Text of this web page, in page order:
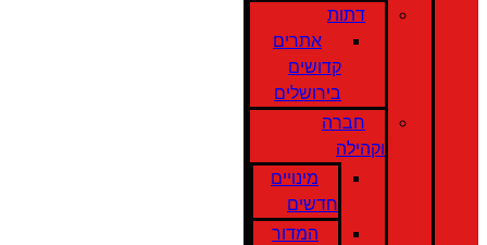
דתות
אתרים
קדושים
בירושלים
חברה
וקהילה
מינויים
חדשים
המדור